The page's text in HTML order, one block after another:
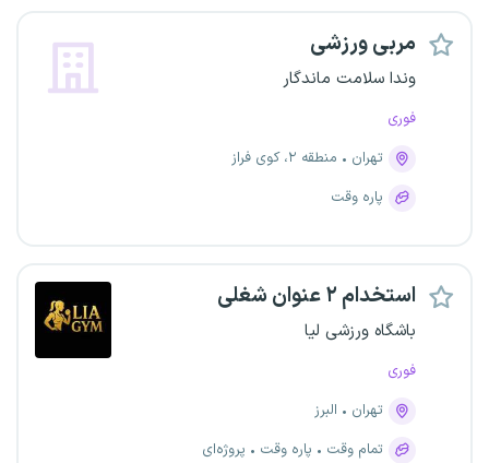
مربی ورزشی
وندا سلامت ماندگار
فوری
تهران
منطقه ۲، کوی فراز
پاره وقت
استخدام ۲ عنوان شغلی
باشگاه ورزشی لیا
فوری
تهران
البرز
تمام وقت
پاره وقت پروژه‌ای